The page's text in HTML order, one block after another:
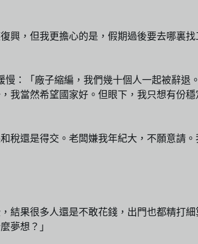
興，但我更擔心的是，假期過後要去哪裏
：「廠子縮編，我們幾十個人一起被辭退
我當然希望國家好。但眼下，我只想有份
稅還是得交。老闆嫌我年紀大，不願意請
結果很多人還是不敢花錢，出門也都精打
夢想？」